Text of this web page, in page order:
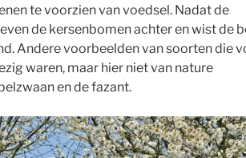
te voorzien van voedsel. Nadat de
de kersenbomen achter en wist de
Andere voorbeelden van soorten die
waren, maar hier niet van nature
en de fazant.